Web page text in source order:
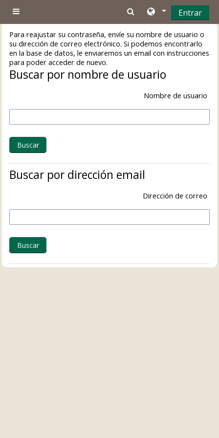
Panel lateral
Entrar
Para reajustar su contraseña, envíe su nombre de usuario o
su dirección de correo electrónico. Si podemos encontrarlo
en la base de datos, le enviaremos un email con instrucciones
para poder acceder de nuevo.
Buscar por nombre de usuario
Nombre de usuario
Buscar por dirección email
Dirección de correo